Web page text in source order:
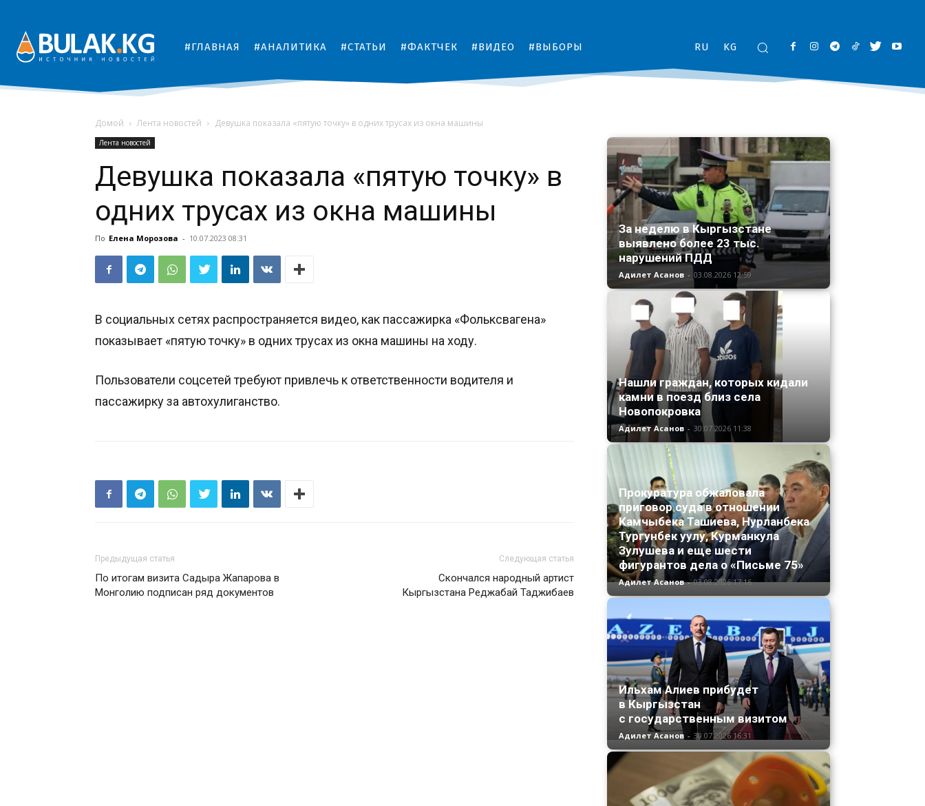
#ГЛАВНАЯ #АНАЛИТИКА #СТАТЬИ #ФАКТЧЕК #ВИДЕО #ВЫБОРЫ RU KG
Домой Лента новостей Девушка показала «пятую точку» в одних трусах из окна машины
Лента новостей
Девушка показала «пятую точку» в
одних трусах из окна машины
По Елена Морозова - 10.07.2023 08:31
В социальных сетях распространяется видео, как пассажирка «Фольксвагена»
показывает «пятую точку» в одних трусах из окна машины на ходу.
Пользователи соцсетей требуют привлечь к ответственности водителя и
пассажирку за автохулиганство.
Предыдущая статья
По итогам визита Садыра Жапарова в
Монголию подписан ряд документов
Следующая статья
Скончался народный артист
Кыргызстана Реджабай Таджибаев
За неделю в Кыргызстане
выявлено более 23 тыс.
нарушений ПДД
Адилет Асанов - 03.08.2026 12:59
Нашли граждан, которых кидали
камни в поезд близ села
Новопокровка
Адилет Асанов - 30.07.2026 11:38
Прокуратура обжаловала
приговор суда в отношении
Камчыбека Ташиева, Нурланбека
Тургунбек уулу, Курманкула
Зулушева и еще шести
фигурантов дела о «Письме 75»
Адилет Асанов - 03.08.2026 17:16
Ильхам Алиев прибудет
в Кыргызстан
с государственным визитом
Адилет Асанов - 30.07.2026 16:31